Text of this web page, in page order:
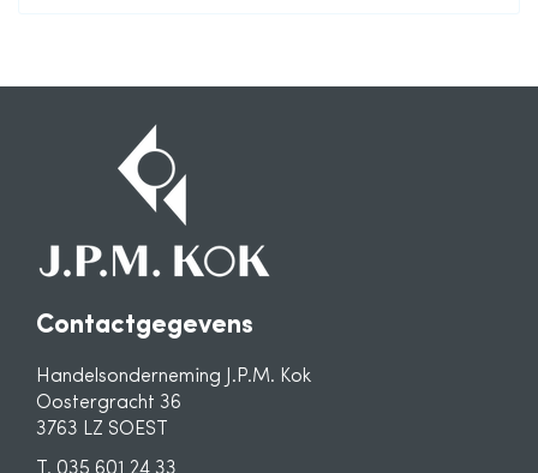
Contactgegevens
Handelsonderneming J.P.M. Kok
Oostergracht 36
3763 LZ SOEST